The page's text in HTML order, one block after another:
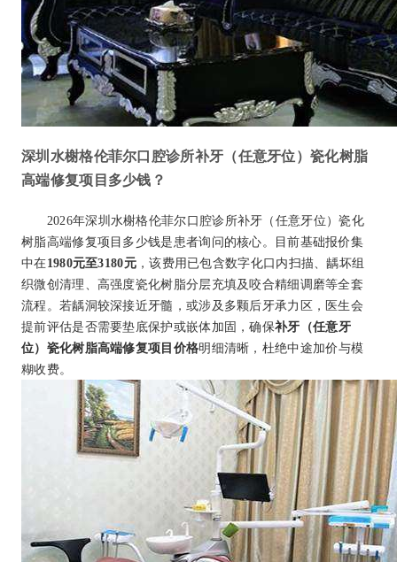
深圳水榭格伦菲尔口腔诊所补牙（任意牙位）瓷化树脂
高端修复项目多少钱？
2026年深圳水榭格伦菲尔口腔诊所补牙（任意牙位）瓷化
树脂高端修复项目多少钱是患者询问的核心。目前基础报价集
中在1980元至3180元，该费用已包含数字化口内扫描、龋坏组
织微创清理、高强度瓷化树脂分层充填及咬合精细调磨等全套
流程。若龋洞较深接近牙髓，或涉及多颗后牙承力区，医生会
提前评估是否需要垫底保护或嵌体加固，确保补牙（任意牙
位）瓷化树脂高端修复项目价格明细清晰，杜绝中途加价与模
糊收费。